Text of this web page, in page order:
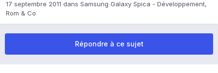
17 septembre 2011 dans Samsung Galaxy Spica - Développement,
Rom & Co
Répondre à ce sujet